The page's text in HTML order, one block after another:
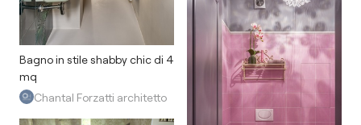
Bagno in stile shabby chic di 4
mq
Chantal Forzatti architetto